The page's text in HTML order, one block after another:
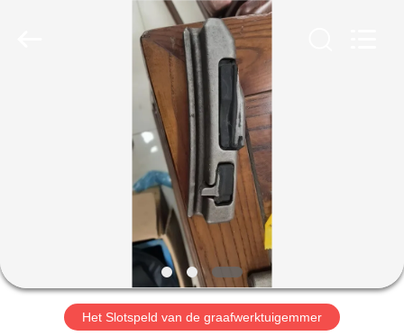
PRODUCTEN
FABRIEKSREIS
Het Slotspeld van de graafwerktuigemmer